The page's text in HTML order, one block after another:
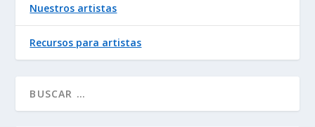
Nuestros artistas
Recursos para artistas